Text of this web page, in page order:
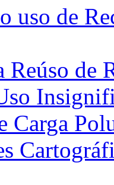
uso de
Reúso de
Carga